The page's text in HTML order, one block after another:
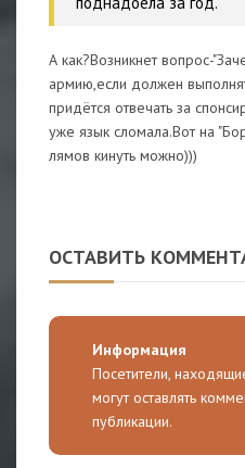
А как?Возникнет вопрос-
армию,если должен
придётся отвечать за
уже язык сломала.Вот на
лямов кинуть можно)))
ОСТАВИТЬ
Информация
Посетители,
могут оставлять
публикации.